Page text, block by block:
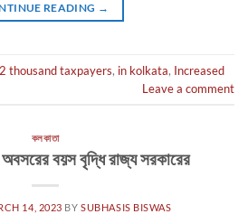
READING →
thousand taxpayers, in kolkata, Increased
Leave a comment
কলকাতা
অবসরের বয়স বৃদ্ধি রাজ্য সরকারের
14, 2023 BYSUBHASIS BISWAS